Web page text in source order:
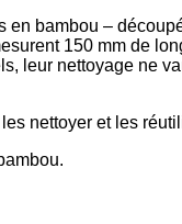
en bambou –
150 mm de
leur nettoyage ne
nettoyer et les